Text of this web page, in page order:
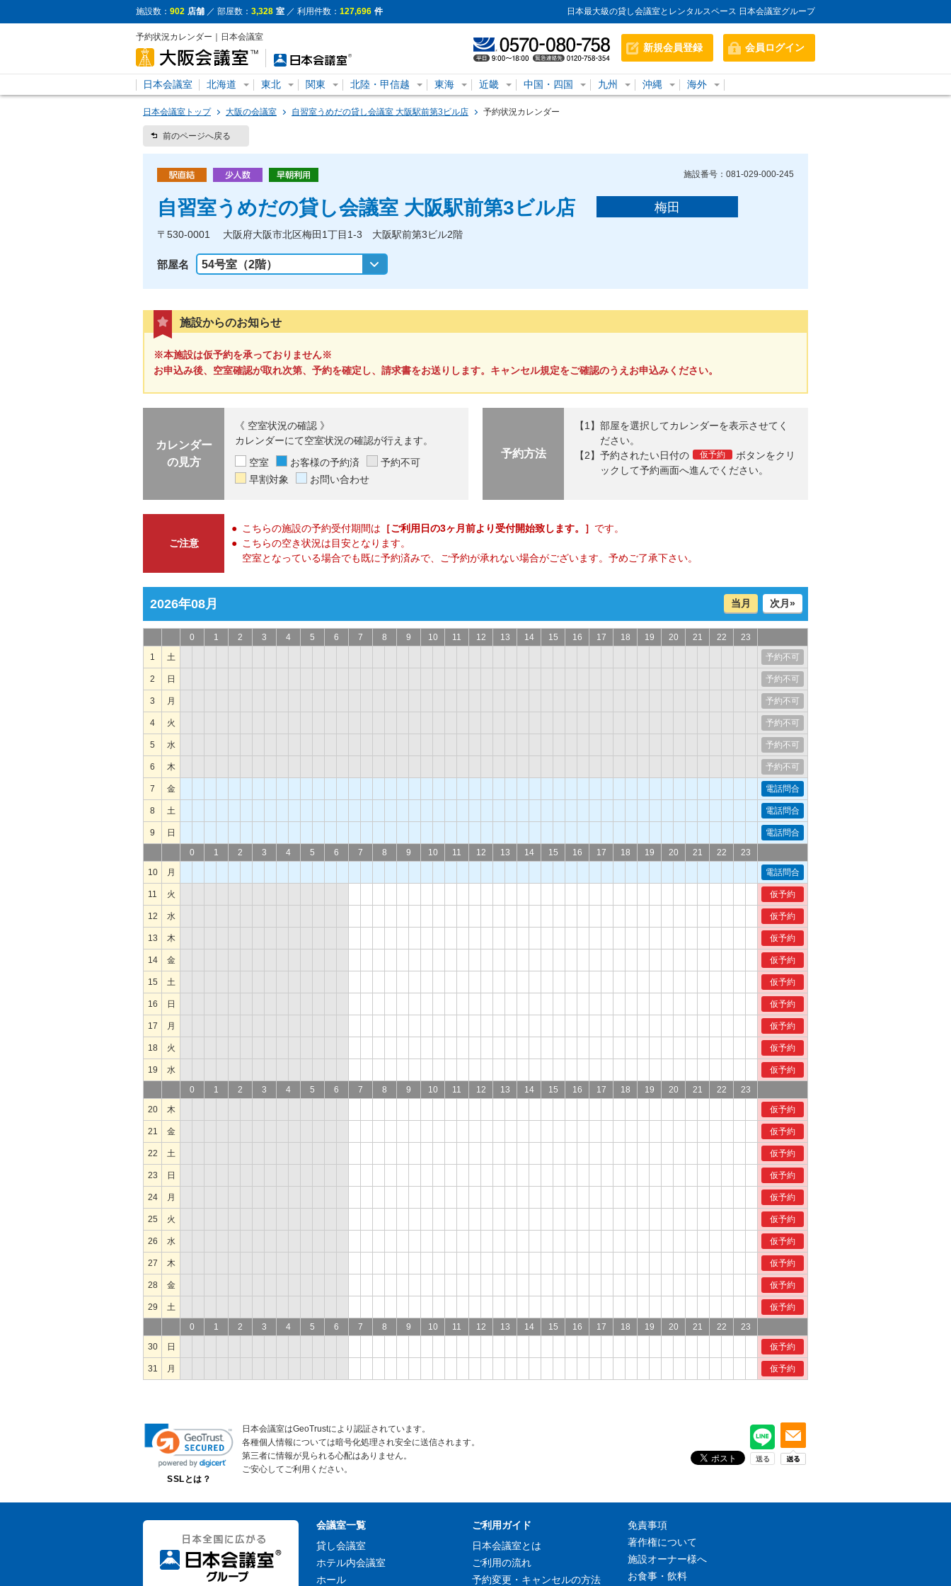
施設数： 902 店舗 ／ 部屋数： 3,328 室 ／ 利用件数： 127,696 件 日本最大級の貸し会議室とレンタルスペース 日本会議室グループ
予約状況カレンダー｜日本会議室
新規会員登録 会員ログイン
日本会議室 北海道 東北 関東 北陸・甲信越 東海 近畿 中国・四国 九州 沖縄 海外
日本会議室トップ 大阪の会議室 自習室うめだの貸し会議室 大阪駅前第3ビル店 予約状況カレンダー
前のページへ戻る
施設番号：081-029-000-245
自習室うめだの貸し会議室 大阪駅前第3ビル店 梅田
〒530-0001 大阪府大阪市北区梅田1丁目1-3 大阪駅前第3ビル2階
部屋名
施設からのお知らせ
※本施設は仮予約を承っておりません※
お申込み後、空室確認が取れ次第、予約を確定し、請求書をお送りします。キャンセル規定をご確認のうえお申込みください。
カレンダー
の見方
《 空室状況の確認 》
カレンダーにて空室状況の確認が行えます。
空室
お客様の予約済
予約不可
早割対象
お問い合わせ
予約方法
部屋を選択してカレンダーを表示させてく
ださい。
予約されたい日付の
仮予約
ボタンをクリ
ックして予約画面へ進んでください。
ご注意
こちらの施設の予約受付期間は ［ご利用日の3ヶ月前より受付開始致します。］ です。
こちらの空き状況は目安となります。
空室となっている場合でも既に予約済みで、ご予約が承れない場合がございます。予めご了承下さい。
2026年08月 当月 次月»
0 1 2 3 4 5 6 7 8 9 10 11 12 13 14 15 16 17 18 19 20 21 22
23
1
土 予約不可
2 日 予約不可
3 月 予約不可
4 火 予約不可
5 水 予約不可
6 木 予約不可
7 金 電話問合
8 土 電話問合
9 日
電話問合
0
1 2 3 4 5 6 7 8 9 10 11 12 13 14 15 16 17 18 19 20 21 22
23
10
月 電話問合
11 火 仮予約
12 水 仮予約
13 木 仮予約
14 金 仮予約
15 土 仮予約
16 日 仮予約
17 月 仮予約
18 火 仮予約
19 水
仮予約
0
1 2 3 4 5 6 7 8 9 10 11 12 13 14 15 16 17 18 19 20 21 22
23
20
木 仮予約
21 金 仮予約
22 土 仮予約
23 日 仮予約
24 月 仮予約
25 火 仮予約
26 水 仮予約
27 木 仮予約
28 金 仮予約
29 土
仮予約
0
1 2 3 4 5 6 7 8 9 10 11 12 13 14 15 16 17 18 19 20 21 22
23
30
日 仮予約
31 月 仮予約
SSLとは？
日本会議室はGeoTrustにより認証されています。
各種個人情報については暗号化処理され安全に送信されます。
第三者に情報が見られる心配はありません。
ご安心してご利用ください。
会議室一覧
貸し会議室
ホテル内会議室
ホール
ご利用ガイド
日本会議室とは
ご利用の流れ
予約変更・キャンセルの方法
免責事項
著作権について
施設オーナー様へ
お食事・飲料